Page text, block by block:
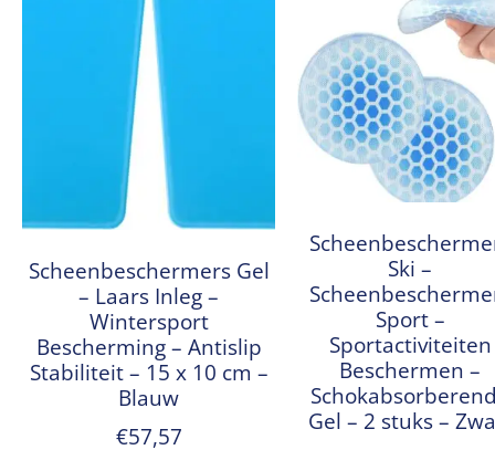
Scheenbeschermers Gel
– Laars Inleg –
Wintersport
Bescherming – Antislip
Stabiliteit – 15 x 10 cm –
Blauw
€57,57
Ski –
Sport –
Sportactiviteiten
Beschermen –
Gel – 2 stuks –